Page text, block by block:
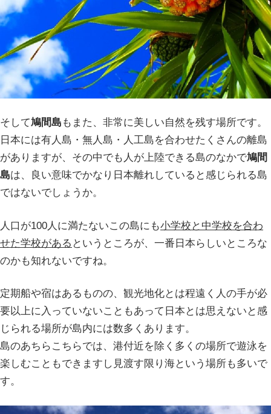
そして鳩間島 もまた、非常に美しい自然を残す場所です。
日本には有人島・無人島・人工島を合わせたくさんの離島
がありますが、その中でも人が上陸できる島のなかで鳩間
島は、良い意味でかなり日本離れしていると感じられる島
ではないでしょうか。
人口が100人に満たないこの島にも小学校と中学校を合わ
せた学校がある というところが、一番日本らしいところな
のかも知れないですね。
定期船や宿はあるものの、観光地化とは程遠く人の手が必
要以上に入っていないこともあって日本とは思えないと感
じられる場所が島内には数多くあります。
島のあちらこちらでは、港付近を除く多くの場所で遊泳を
楽しむこともできますし見渡す限り海という場所も多いで
す。